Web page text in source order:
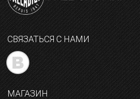
СВЯЗАТЬСЯ С НАМИ
МАГАЗИН